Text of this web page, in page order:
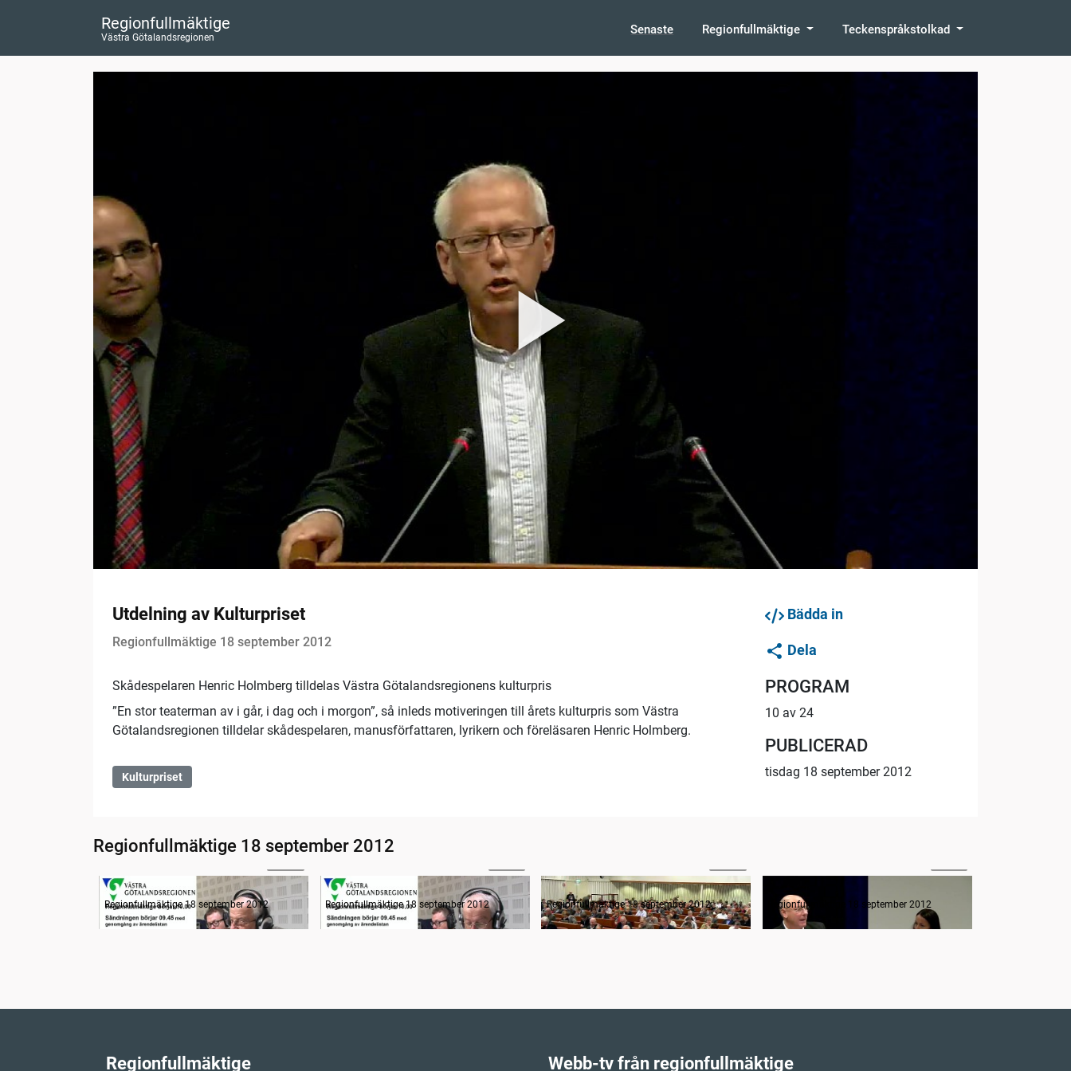
Regionfullmäktige
Västra Götalandsregionen
Senaste Regionfullmäktige Teckenspråkstolkad
Utdelning av Kulturpriset
Regionfullmäktige 18 september 2012
Skådespelaren Henric Holmberg tilldelas Västra Götalandsregionens kulturpris
”En stor teaterman av i går, i dag och i morgon”, så inleds motiveringen till årets kulturpris som Västra
Götalandsregionen tilldelar skådespelaren, manusförfattaren, lyrikern och föreläsaren Henric Holmberg.
Kulturpriset
Bädda in
Dela
PROGRAM
10 av 24
PUBLICERAD
tisdag 18 september 2012
Regionfullmäktige 18 september 2012
Radion informerar
Regionfullmäktige 18 september 2012
Radion informerar fortsättning
Regionfullmäktige 18 september 2012
Sammanträdets öppnande
Regionfullmäktige 18 september 2012 Regionfullmäktige 18 september 2012
Regionfullmäktige Webb-tv från regionfullmäktige